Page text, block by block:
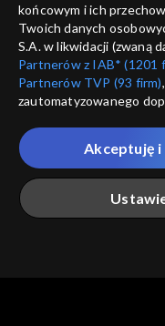
końcowym i ich
Twoich danych
S.A. w likwidacji (zwaną
Partnerów z IAB* (1201
Partnerów TVP (93 firm)
zautomatyzowanego
które wskazujemy
przez nas identyfikatora
Twoje dane osobowe
Ciebie naszych
„Portalem”, w tym
Akceptuję i